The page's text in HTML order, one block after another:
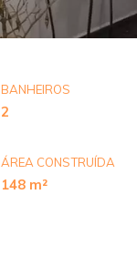
BANHEIROS
2
ÁREA CONSTRUÍDA
148 m²